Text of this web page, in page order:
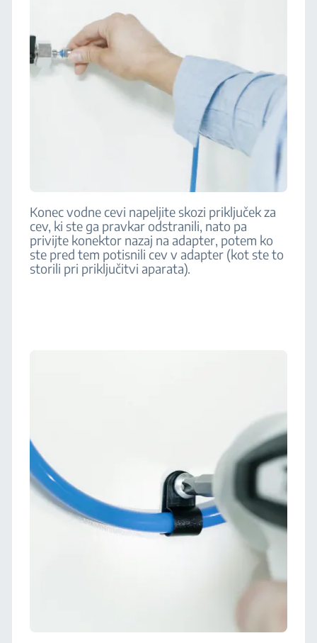
Konec vodne cevi napeljite skozi priključek za
cev, ki ste ga pravkar odstranili, nato pa
privijte konektor nazaj na adapter, potem ko
ste pred tem potisnili cev v adapter (kot ste to
storili pri priključitvi aparata).